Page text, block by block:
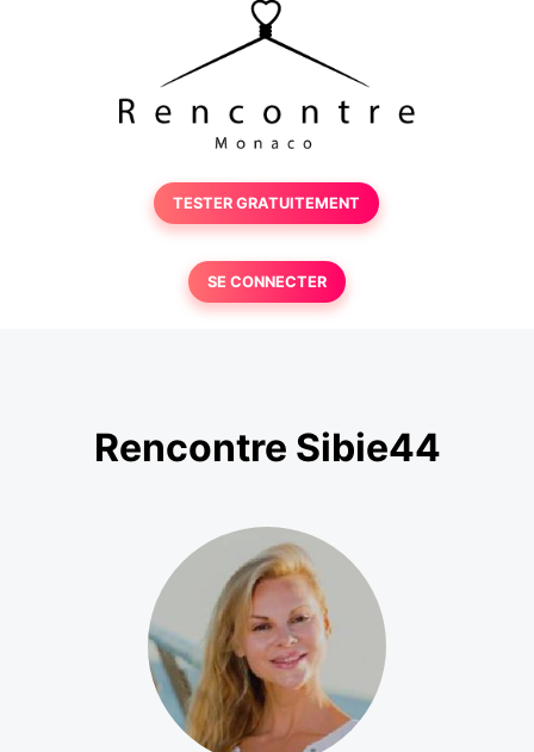
TESTER GRATUITEMENT
SE CONNECTER
Rencontre Sibie44